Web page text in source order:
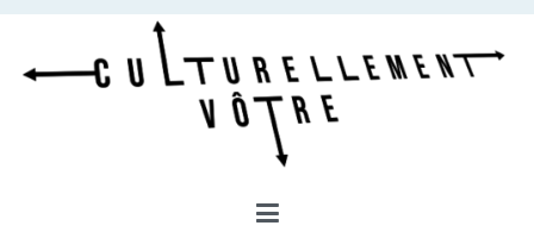
Aller
contenu